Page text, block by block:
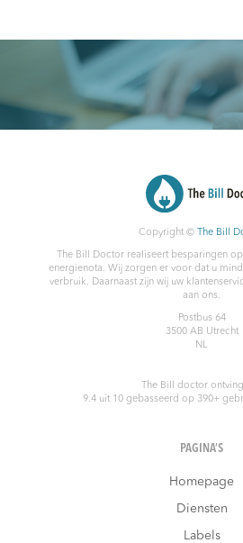
Copyright © The Bill
The Bill Doctor realiseert besparingen op
energienota. Wij zorgen er voor dat u
verbruik. Daarnaast zijn wij uw
aan ons.
Postbus 64
3500 AB Utrecht
NL
The Bill doctor
9.4uit 10gebasseerd op 390+
PAGINA’S
Homepage
Diensten
Labels